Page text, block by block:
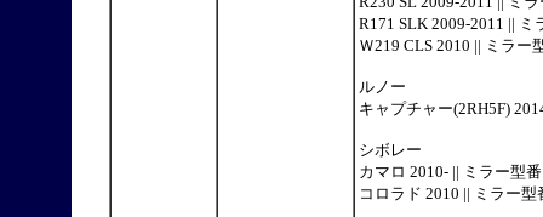
R171 SLK 2009-2011 ||
Ｗ219 CLS 2010 || ミラ
ルノー
キャプチャー(2RH5F)
シボレー
カマロ 2010- || ミラー型
コロラド 2010 || ミラー